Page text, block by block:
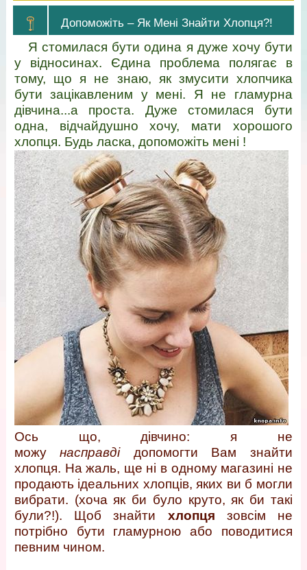
Допоможіть – Як Мені Знайти Хлопця?!
Я стомилася бути одина я дуже хочу бути
у відносинах. Єдина проблема полягає в
тому, що я не знаю, як змусити хлопчика
бути зацікавленим у мені. Я не гламурна
дівчина...а проста. Дуже стомилася бути
одна, відчайдушно хочу, мати хорошого
хлопця. Будь ласка, допоможіть мені !
Ось що, дівчино: я не
можунасправдідопомогти Вам знайти
хлопця. На жаль, ще ні в одному магазині не
продають ідеальних хлопців, яких ви б могли
вибрати. (хоча як би було круто, як би такі
були?!). Щоб знайти хлопця зовсім не
потрібно бути гламурною або поводитися
певним чином.